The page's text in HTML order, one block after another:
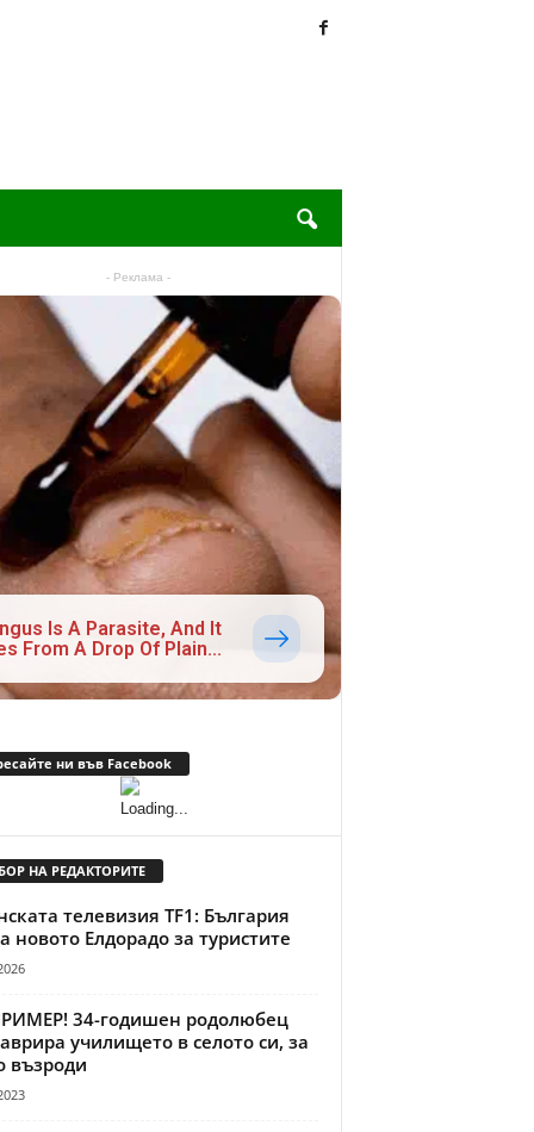
- Реклама -
Is A Parasite, And It
From A Drop Of Plain...
ни във Facebook
НА РЕДАКТОРИТЕ
телевизия TF1: България
новото Елдорадо за туристите
34-годишен родолюбец
училището в селото си, за
възроди